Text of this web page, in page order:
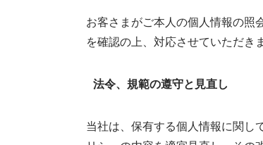
お客さまがご本人の個人情報の照
を確認の上、対応させていただき
法令、規範の遵守と見直し
当社は、保有する個人情報に関し